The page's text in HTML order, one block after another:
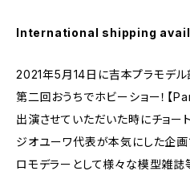
International shipping
2021年5月14日に吉本プラモデル
第二回おうちでホビーショー！【
出演させていただいた時にチョー
ジオユーワ代表が本気にした企画で
ロモデラーとして様々な模型雑誌